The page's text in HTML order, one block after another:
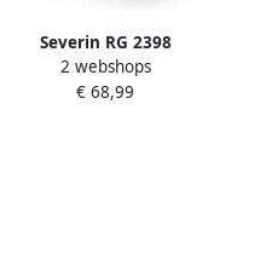
Severin RG 2398
Contactgrill Tafelgrill model
Keramische antiaanbaklaag
2 webshops
€ 68,99